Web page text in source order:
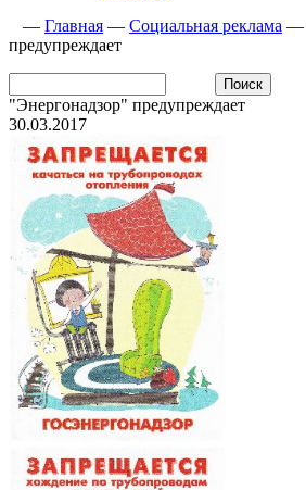
— Главная — Социальная реклама —
предупреждает
"Энергонадзор" предупреждает
30.03.2017